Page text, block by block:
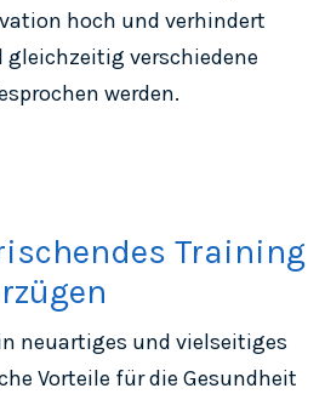
hoch und verhindert
gleichzeitig verschiedene
werden.
Training
neuartiges und vielseitiges
Vorteile für die Gesundheit